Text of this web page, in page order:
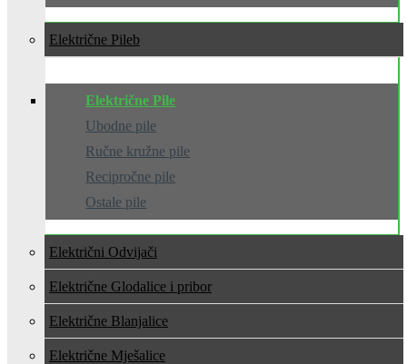
Električne Pile
Električne Pile
Ubodne pile
Ručne kružne pile
Recipročne pile
Ostale pile
Električni Odvijači
Električne Glodalice i pribor
Električne Blanjalice
Električne Mješalice